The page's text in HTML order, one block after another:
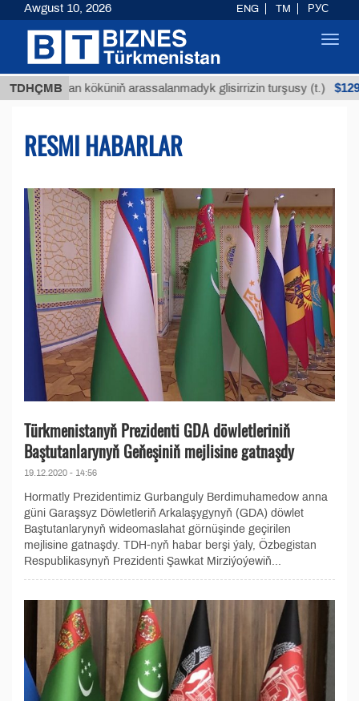
TDHÇMB
köküniň arassalanmadyk glisirrizin turşusy (t.) $12935,18
RESMI HABARLAR
Türkmenistanyň Prezidenti GDA döwletleriniň
Baştutanlarynyň Geňeşiniň mejlisine gatnaşdy
19.12.2020 - 14:56
Hormatly Prezidentimiz Gurbanguly Berdimuhamedow anna
güni Garaşsyz Döwletleriň Arkalaşygynyň (GDA) döwlet
Baştutanlarynyň wideomaslahat görnüşinde geçirilen
mejlisine gatnaşdy. TDH-nyň habar berşi ýaly, Özbegistan
Respublikasynyň Prezidenti Şawkat Mirziýoýewiň...
Awgust 10, 2026 ENG TM РУС